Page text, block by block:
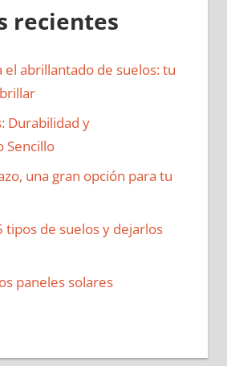
recientes
el abrillantado de suelos: tu
Durabilidad y
Sencillo
una gran opción para tu
tipos de suelos y dejarlos
paneles solares